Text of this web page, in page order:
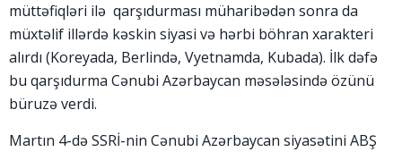
müttəfiqləri ilə qarşıdurması müharibədən sonra da
müxtəlif illərdə kəskin siyasi və hərbi böhran xarakteri
alırdı (Koreyada, Berlində, Vyetnamda, Kubada). İlk dəfə
bu qarşıdurma Cənubi Azərbaycan məsələsində özünü
büruzə verdi.
Martın 4-də SSRİ-nin Cənubi Azərbaycan siyasətini ABŞ